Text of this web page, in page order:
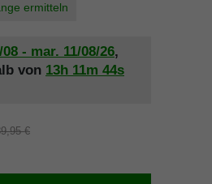
ermitteln
08 - mar. 11/08/26,
von 13h 11m 44s
€